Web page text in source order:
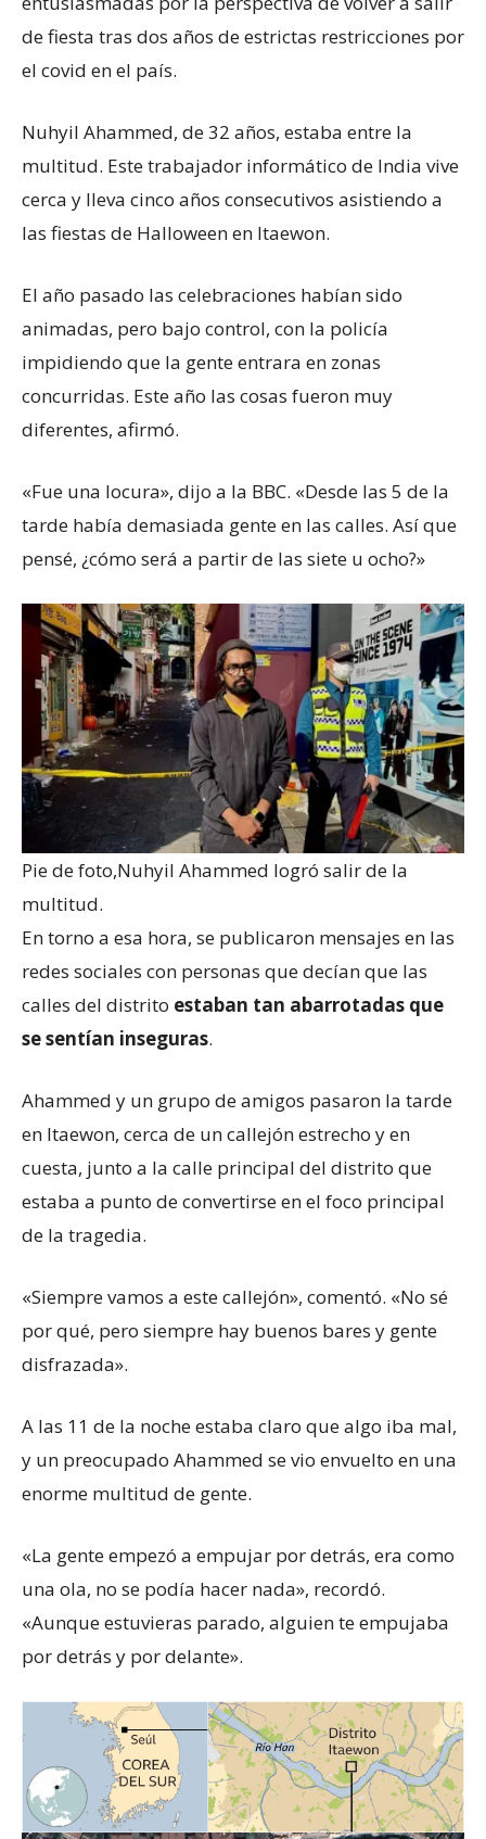
de fiesta tras dos años de estrictas restricciones por
el covid en el país.
Nuhyil Ahammed, de 32 años, estaba entre la
multitud. Este trabajador informático de India vive
cerca y lleva cinco años consecutivos asistiendo a
las fiestas de Halloween en Itaewon.
El año pasado las celebraciones habían sido
animadas, pero bajo control, con la policía
impidiendo que la gente entrara en zonas
concurridas. Este año las cosas fueron muy
diferentes, afirmó.
«Fue una locura», dijo a la BBC. «Desde las 5 de la
tarde había demasiada gente en las calles. Así que
pensé, ¿cómo será a partir de las siete u ocho?»
Pie de foto,Nuhyil Ahammed logró salir de la
multitud.
En torno a esa hora, se publicaron mensajes en las
redes sociales con personas que decían que las
calles del distrito estaban tan abarrotadas que
se sentían inseguras.
Ahammed y un grupo de amigos pasaron la tarde
en Itaewon, cerca de un callejón estrecho y en
cuesta, junto a la calle principal del distrito que
estaba a punto de convertirse en el foco principal
de la tragedia.
«Siempre vamos a este callejón», comentó. «No sé
por qué, pero siempre hay buenos bares y gente
disfrazada».
A las 11 de la noche estaba claro que algo iba mal,
y un preocupado Ahammed se vio envuelto en una
enorme multitud de gente.
«La gente empezó a empujar por detrás, era como
una ola, no se podía hacer nada», recordó.
«Aunque estuvieras parado, alguien te empujaba
por detrás y por delante».